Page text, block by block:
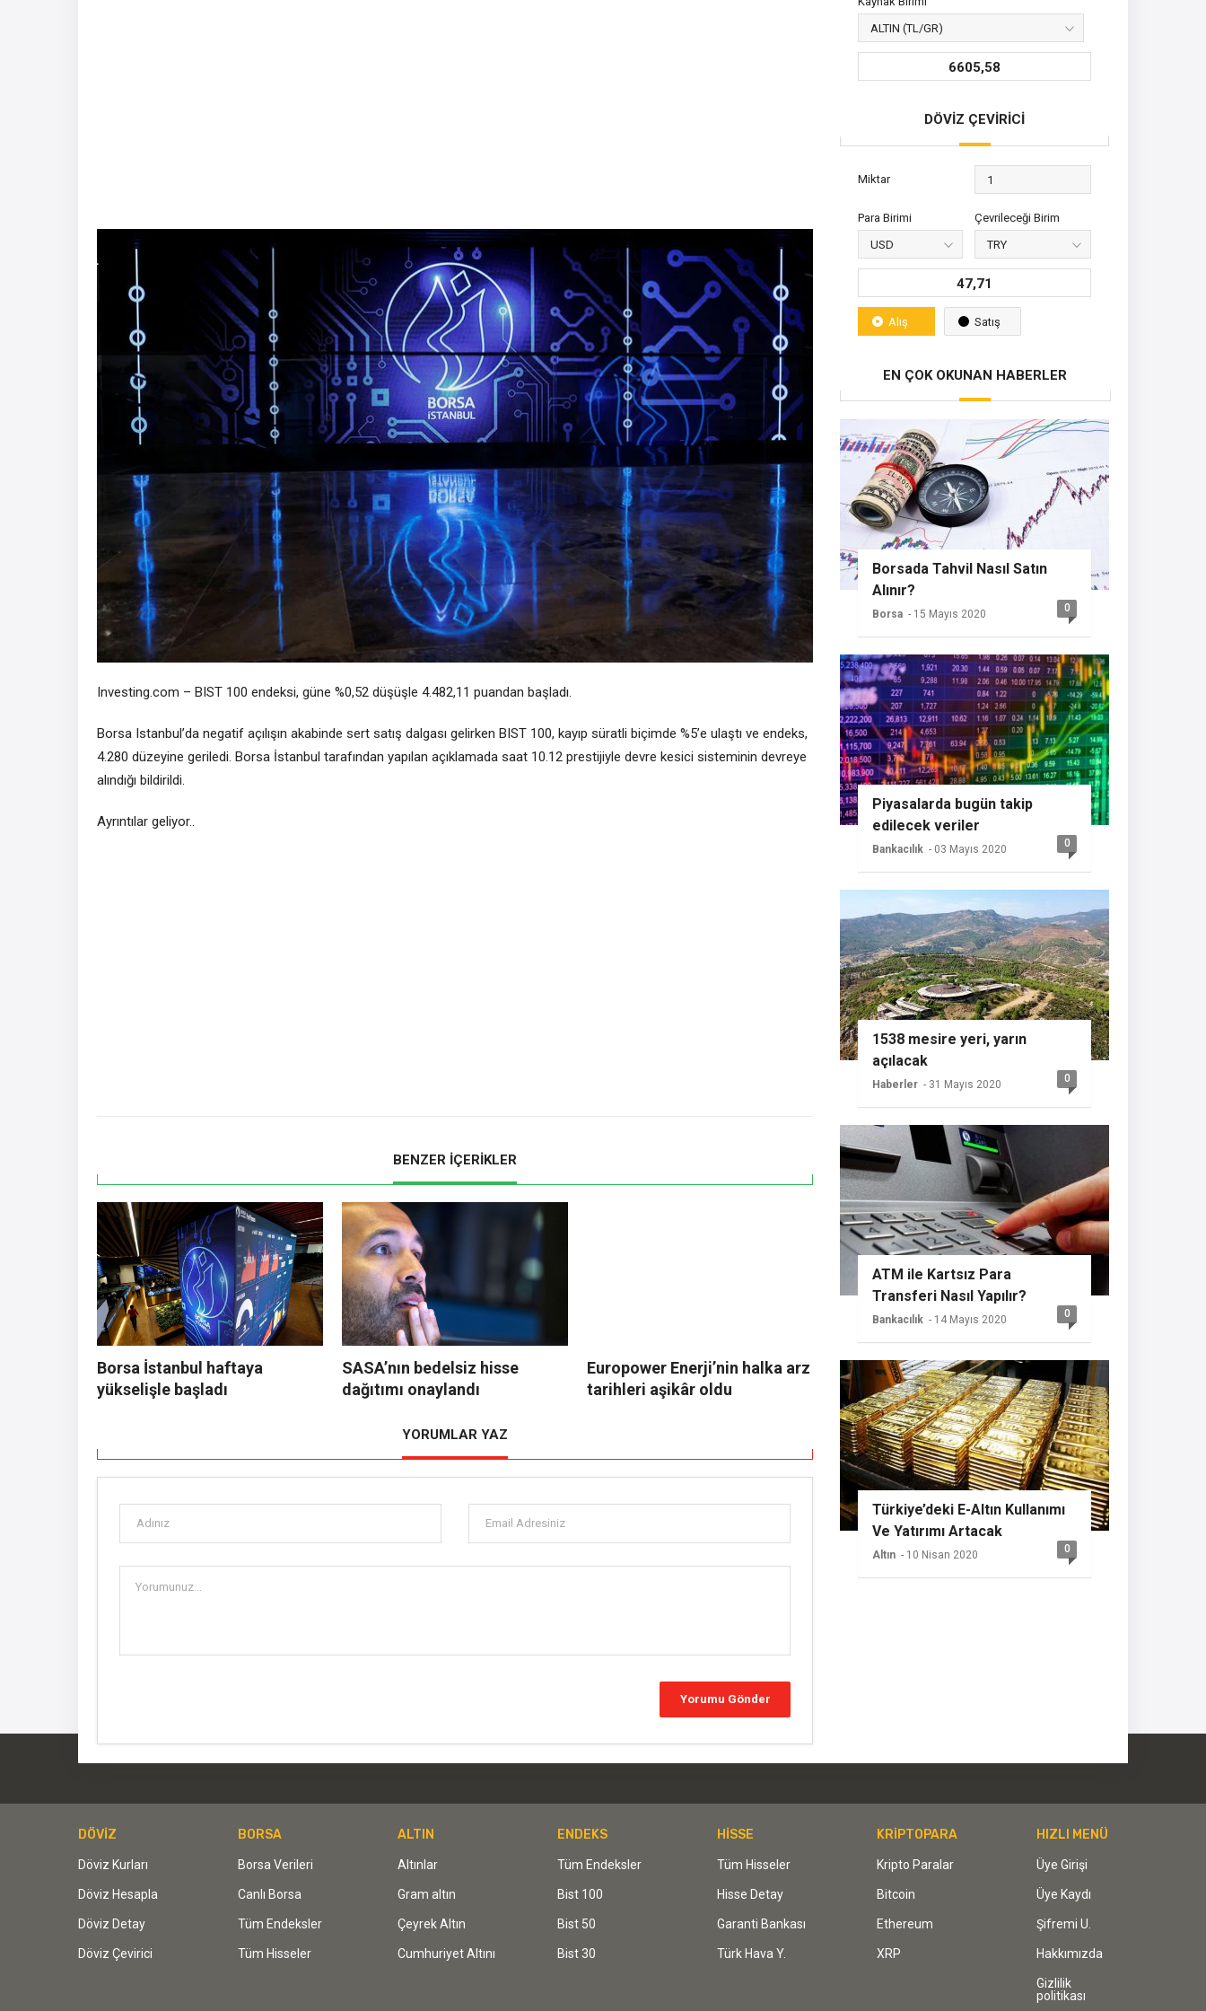
Investing.com – BIST 100 endeksi, güne %0,52 düşüşle 4.482,11 puandan başladı.
Borsa Istanbul’da negatif açılışın akabinde sert satış dalgası gelirken BIST 100, kayıp süratli biçimde %5’e ulaştı ve endeks,
4.280 düzeyine geriledi. Borsa İstanbul tarafından yapılan açıklamada saat 10.12 prestijiyle devre kesici sisteminin devreye
alındığı bildirildi.
Ayrıntılar geliyor..
BENZER İÇERİKLER
Borsa İstanbul haftaya
yükselişle başladı
SASA’nın bedelsiz hisse
dağıtımı onaylandı
Europower Enerji’nin halka arz
tarihleri aşikâr oldu
YORUMLAR YAZ
6605,58
DÖVİZ ÇEVİRİCİ
Miktar
Para Birimi Çevrileceği Birim
47,71
Alış Satış
EN ÇOK OKUNAN HABERLER
Borsada Tahvil Nasıl Satın
Alınır?
Borsa - 15 Mayıs 2020 0
Piyasalarda bugün takip
edilecek veriler
Bankacılık - 03 Mayıs 2020 0
1538 mesire yeri, yarın
açılacak
Haberler - 31 Mayıs 2020 0
ATM ile Kartsız Para
Transferi Nasıl Yapılır?
Bankacılık - 14 Mayıs 2020 0
Türkiye’deki E-Altın Kullanımı
Ve Yatırımı Artacak
Altın - 10 Nisan 2020 0
DÖVİZ
Döviz Kurları
Döviz Hesapla
Döviz Detay
Döviz Çevirici
BORSA
Borsa Verileri
Canlı Borsa
Tüm Endeksler
Tüm Hisseler
ALTIN
Altınlar
Gram altın
Çeyrek Altın
Cumhuriyet Altını
ENDEKS
Tüm Endeksler
Bist 100
Bist 50
Bist 30
HİSSE
Tüm Hisseler
Hisse Detay
Garanti Bankası
Türk Hava Y.
KRİPTOPARA
Kripto Paralar
Bitcoin
Ethereum
XRP
HIZLI MENÜ
Üye Girişi
Üye Kaydı
Şifremi U.
Hakkımızda
Gizlilik
politikası